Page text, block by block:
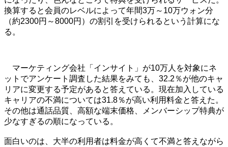
換算すると会員のレベルによって年間3万～10万ウォン分
（約2300円～8000円）の割引を受けられるという計算にな
る。
マーケティング会社「インサイト」が10万人を対象にネ
ットでアンケート調査した結果をみても、32.2％が他のキャ
リアに変更する予定があると答えている。現在加入している
キャリアの不満については31.8％が高い利用料金と答えた。
その他は通話品質、高額な端末価格、メンバーシップ特典が
少なすぎるの順になっている。
面白いのは、大半の利用者は料金が高くて不満と答えながら